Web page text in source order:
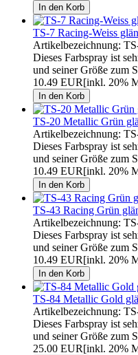
TS-7 Racing-Weiss
Artikelbezeichnung:
Dieses Farbspray ist
und seiner Größe zum
10.49 EUR[inkl. 20%
TS-20 Metallic Grün
Artikelbezeichnung:
Dieses Farbspray ist
und seiner Größe zum
10.49 EUR[inkl. 20%
TS-43 Racing Grün
Artikelbezeichnung:
Dieses Farbspray ist
und seiner Größe zum
10.49 EUR[inkl. 20%
TS-84 Metallic Gold
Artikelbezeichnung:
Dieses Farbspray ist
und seiner Größe zum
25.00 EUR[inkl. 20%